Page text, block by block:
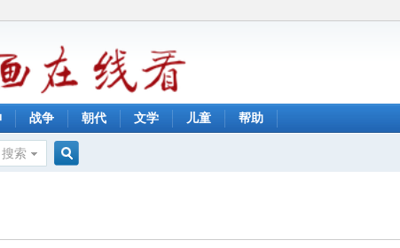
战争 朝代 文学 儿童 帮助
搜索